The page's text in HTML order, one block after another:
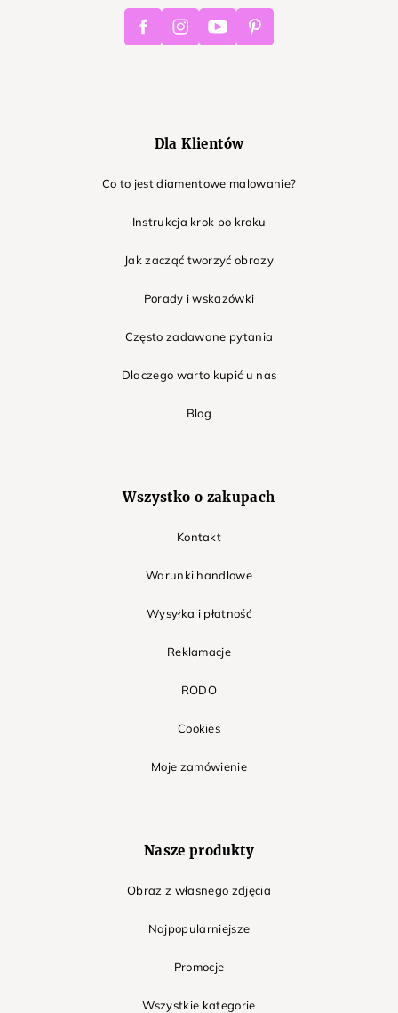
FacebookInstagramYoutube Pinterest
Dla Klientów
Co to jest diamentowe malowanie?
Instrukcja krok po kroku
Jak zacząć tworzyć obrazy
Porady i wskazówki
Często zadawane pytania
Dlaczego warto kupić u nas
Blog
Wszystko o zakupach
Kontakt
Warunki handlowe
Wysyłka i płatność
Reklamacje
RODO
Cookies
Moje zamówienie
Nasze produkty
Obraz z własnego zdjęcia
Najpopularniejsze
Promocje
Wszystkie kategorie